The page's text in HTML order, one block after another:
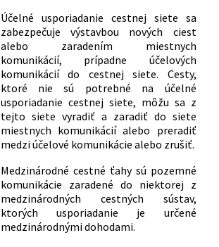
Účelné usporiadanie cestnej siete sa
zabezpečuje výstavbou nových ciest
alebo zaradením miestnych
komunikácií, prípadne účelových
komunikácií do cestnej siete. Cesty,
ktoré nie sú potrebné na účelné
usporiadanie cestnej siete, môžu sa z
tejto siete vyradiť a zaradiť do siete
miestnych komunikácií alebo preradiť
medzi účelové komunikácie alebo zrušiť.
Medzinárodné cestné ťahy sú pozemné
komunikácie zaradené do niektorej z
medzinárodných cestných sústav,
ktorých usporiadanie je určené
medzinárodnými dohodami.